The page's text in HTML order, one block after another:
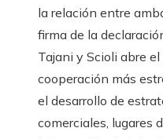
la relación entre
firma de la
Tajani y Scioli abre
cooperación más
el desarrollo de
comerciales, lugares